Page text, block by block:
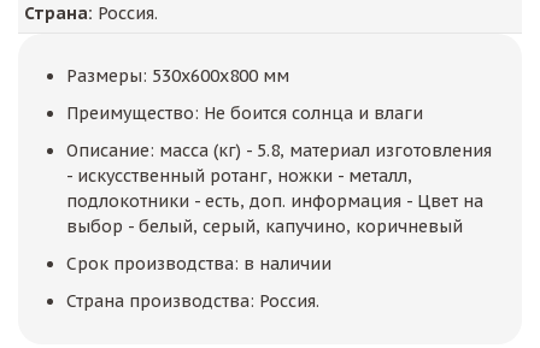
Страна: Россия.
Размеры: 530x600x800 мм
Преимущество: Не боится солнца и влаги
Описание: масса (кг) - 5.8, материал изготовления
- искусственный ротанг, ножки - металл,
подлокотники - есть, доп. информация - Цвет на
выбор - белый, серый, капучино, коричневый
Срок производства: в наличии
Страна производства: Россия.